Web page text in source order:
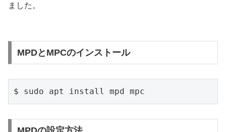
ました。
MPDとMPCのインストール
$ sudo apt install mpd mpc